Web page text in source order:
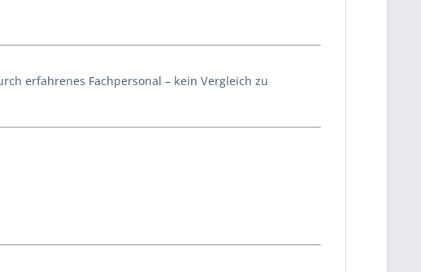
erfahrenes Fachpersonal – kein Vergleich zu